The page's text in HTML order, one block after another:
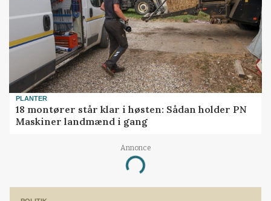
PLANTER
18 montører står klar i høsten: Sådan holder PN
Maskiner landmænd i gang
Annonce
Loading...